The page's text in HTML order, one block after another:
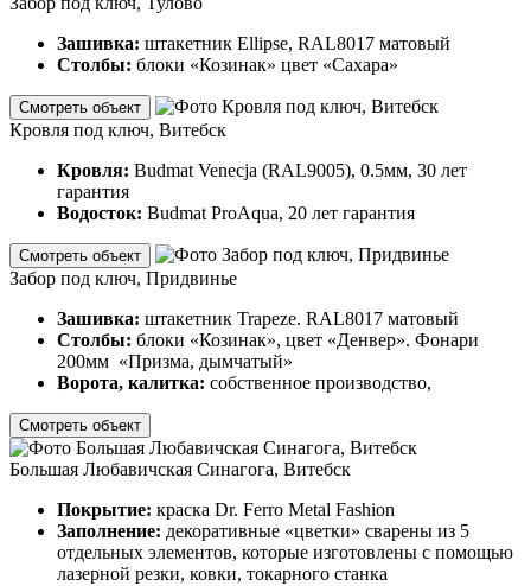
Зашивка: штакетник Ellipse, RAL8017 матовый
Столбы: блоки «Козинак» цвет «Сахара»
Смотреть объект
Кровля под ключ, Витебск
Кровля: Budmat Venecja (RAL9005), 0.5мм, 30 лет
гарантия
Водосток: Budmat ProAqua, 20 лет гарантия
Смотреть объект
Забор под ключ, Придвинье
Зашивка: штакетник Trapeze. RAL8017 матовый
Столбы: блоки «Козинак», цвет «Денвер». Фонари
200мм «Призма, дымчатый»
Ворота, калитка: собственное производство,
Смотреть объект
Большая Любавичская Синагога, Витебск
Покрытие: краска Dr. Ferro Metal Fashion
Заполнение: декоративные «цветки» сварены из 5
отдельных элементов, которые изготовлены с помощью
лазерной резки, ковки, токарного станка